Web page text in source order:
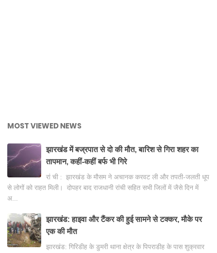
MOST VIEWED NEWS
झारखंड में बज्रपात से दो की मौत, बारिश से गिरा शहर का
तापमान, कहीं-कहीं बर्फ भी गिरे
रां ची : झारखंड के मौसम ने अचानक करवट ली और तपती-जलती धूप
से लोगों को राहत मिली। दोपहर बाद राजधानी रांची सहित सभी जिलों में जैसे दिन में
अ...
झारखंड: हाइवा और टैंकर की हुई सामने से टक्कर, मौके पर
एक की मौत
झारखंड: गिरिडीह के डुमरी थाना क्षेत्र के पिपराडीह के पास शुक्रवार